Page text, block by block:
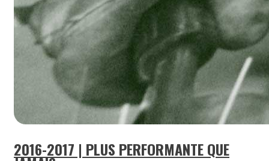
2016-2017 | PLUS PERFORMANTE QUE